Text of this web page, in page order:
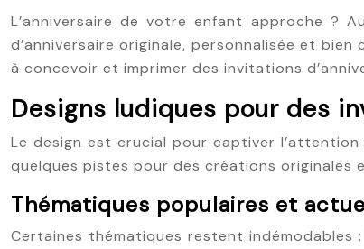
L’anniversaire de votre enfant approche ?
d’anniversaire originale, personnalisée et
à concevoir et imprimer des invitations
Designs ludiques pour des
Le design est crucial pour captiver
quelques pistes pour des créations originales
Thématiques populaires et
Certaines thématiques restent indémodables